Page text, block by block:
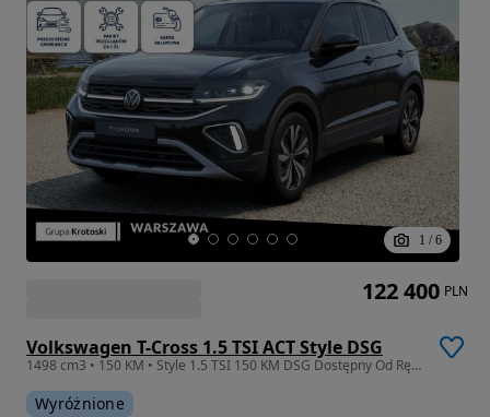
1 / 6
Volkswagen T-Cross 1.5 TSI ACT Style DSG
1498 cm3 • 150 KM • Style 1.5 TSI 150 KM DSG Dostępny Od Ręki!
Wyróżnione
122 400 PLN